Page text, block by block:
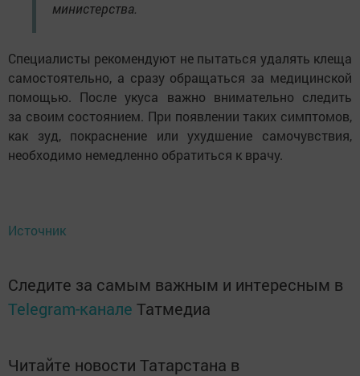
министерства.
Специалисты рекомендуют не пытаться удалять клеща
самостоятельно, а сразу обращаться за медицинской
помощью. После укуса важно внимательно следить
за своим состоянием. При появлении таких симптомов,
как зуд, покраснение или ухудшение самочувствия,
необходимо немедленно обратиться к врачу.
Источник
Следите за самым важным и интересным в
Telegram-канале Татмедиа
Читайте новости Татарстана в